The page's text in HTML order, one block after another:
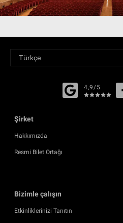
4,9/5
Şirket
Hakkımızda
Resmi Bilet Ortağı
Bizimle çalışın
Etkinliklerinizi Tanıtın